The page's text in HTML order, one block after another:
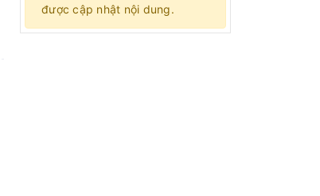
được cập nhật nội dung.